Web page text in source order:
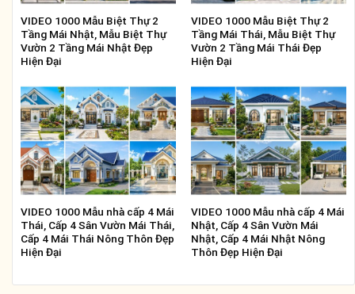
VIDEO 1000 Mẫu Biệt Thự 2
Tầng Mái Nhật, Mẫu Biệt Thự
Vườn 2 Tầng Mái Nhật Đẹp
Hiện Đại
VIDEO 1000 Mẫu Biệt Thự 2
Tầng Mái Thái, Mẫu Biệt Thự
Vườn 2 Tầng Mái Thái Đẹp
Hiện Đại
VIDEO 1000 Mẫu nhà cấp 4 Mái
Thái, Cấp 4 Sân Vườn Mái Thái,
Cấp 4 Mái Thái Nông Thôn Đẹp
Hiện Đại
VIDEO 1000 Mẫu nhà cấp 4 Mái
Nhật, Cấp 4 Sân Vườn Mái
Nhật, Cấp 4 Mái Nhật Nông
Thôn Đẹp Hiện Đại